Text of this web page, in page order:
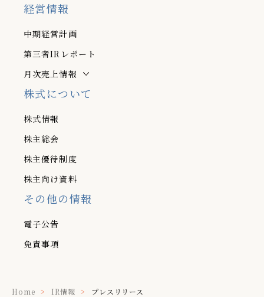
経営情報
中期経営計画
第三者IRレポート
月次売上情報
株式について
株式情報
株主総会
株主優待制度
株主向け資料
その他の情報
電子公告
免責事項
Home IR情報 プレスリリース